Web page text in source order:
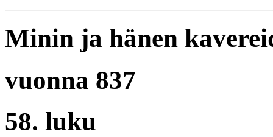
Minin ja hänen
vuonna 837
58. luku